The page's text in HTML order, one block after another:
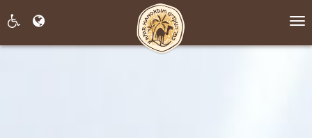
תפריט